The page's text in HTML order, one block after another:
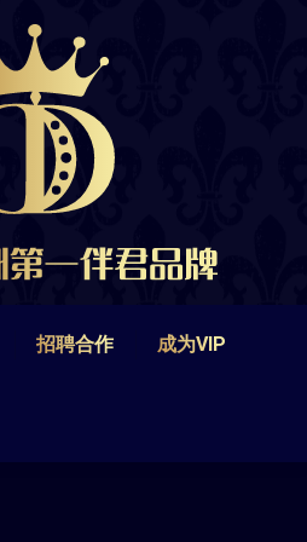
招聘合作 成为VIP
招聘合作
布里斯班